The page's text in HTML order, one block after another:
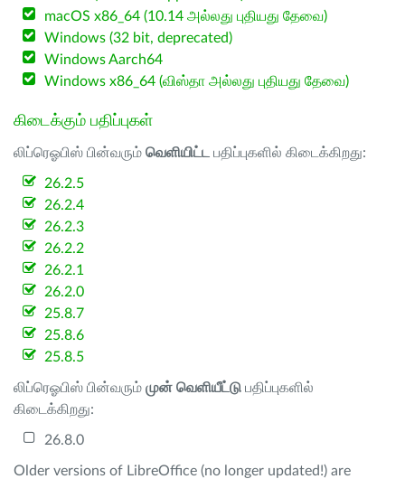
macOS x86_64 (10.14 அல்லது புதியது தேவை)
Windows (32 bit, deprecated)
Windows Aarch64
Windows x86_64 (விஸ்தா அல்லது புதியது தேவை)
கிடைக்கும் பதிப்புகள்
லிப்ரெஓபிஸ் பின்வரும் வெளியிட்ட பதிப்புகளில் கிடைக்கிறது:
26.2.5
26.2.4
26.2.3
26.2.2
26.2.1
26.2.0
25.8.7
25.8.6
25.8.5
லிப்ரெஓபிஸ் பின்வரும் முன் வெளியீட்டு பதிப்புகளில்
கிடைக்கிறது:
26.8.0
Older versions of LibreOffice (no longer updated!) are